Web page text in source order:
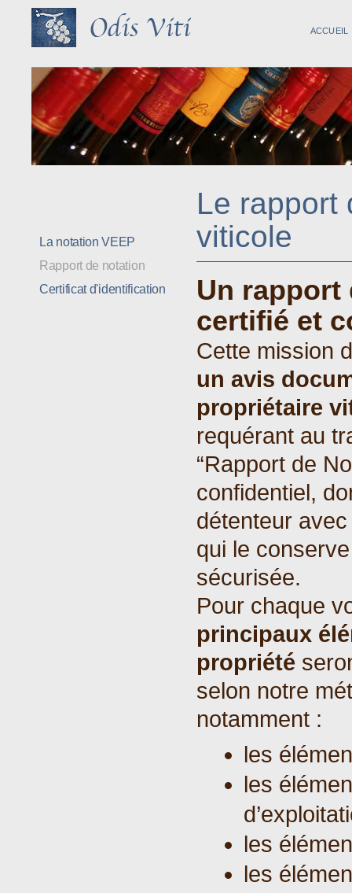
ACCUEIL
La notation VEEP
Rapport de notation
Certificat d'identification
Le rapport
viticole
Un rapport
certifié et
Cette mission
un avis
propriétaire
requérant au
“Rapport de
confidentiel,
détenteur
qui le
sécurisée.
Pour chaque
principaux
propriété
selon notre
notamment :
les
les
les
les